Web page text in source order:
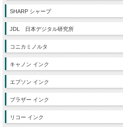
SHARP シャープ
JDL 日本デジタル研究所
コニカミノルタ
キャノン インク
エプソン インク
ブラザー インク
リコー インク